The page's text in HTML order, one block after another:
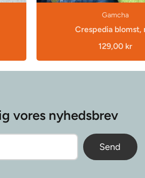
Gamcha
Crespedia blomst,
129,00 kr
vores nyhedsbrev
Send